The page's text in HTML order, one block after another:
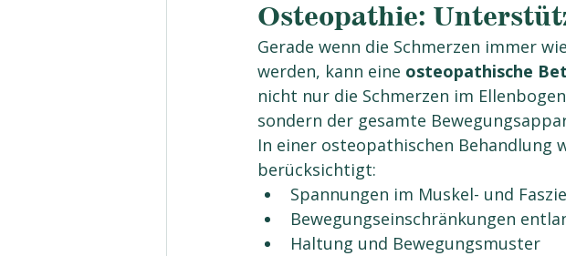
Osteopathie:
Gerade wenn die Schmerzen immer
werden, kann eine osteopathische
nicht nur die Schmerzen im
sondern der gesamte
In einer osteopathischen Behandlung
berücksichtigt:
Spannungen im Muskel- und
Bewegungseinschränkungen
Haltung und Bewegungsmuster